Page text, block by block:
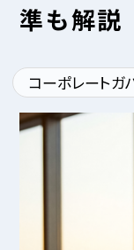
準も解説
コーポレートガ